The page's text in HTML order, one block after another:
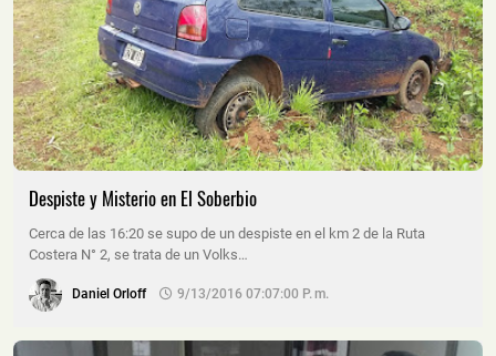
Despiste y Misterio en El Soberbio
Cerca de las 16:20 se supo de un despiste en el km 2 de la Ruta
Costera N° 2, se trata de un Volks…
Daniel Orloff 9/13/2016 07:07:00 P. M.